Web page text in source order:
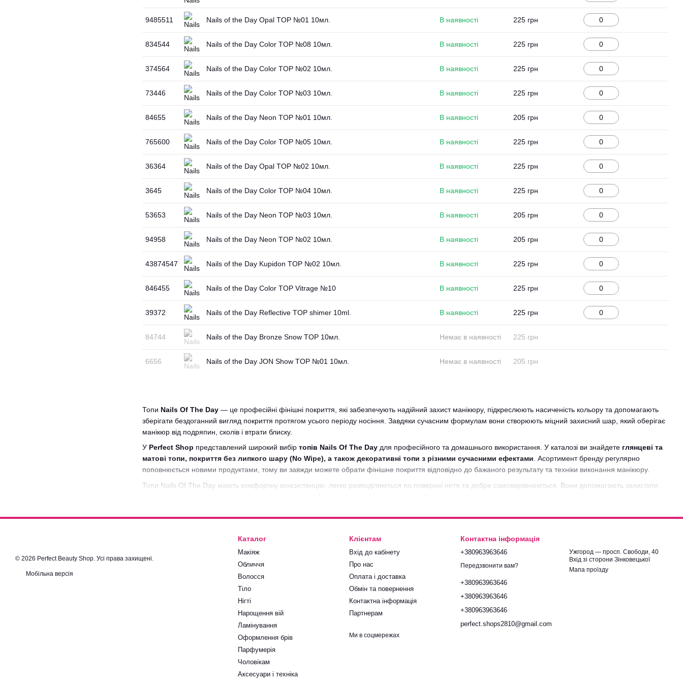
Топи Nails Of The Day — це професійні фінішні покриття, які забезпечують надійний захист манікюру, підкреслюють насиченість кольору та допомагають
зберігати бездоганний вигляд покриття протягом усього періоду носіння. Завдяки сучасним формулам вони створюють міцний захисний шар, який оберігає
манікюр від подряпин, сколів і втрати блиску.
У Perfect Shop представлений широкий вибір топів Nails Of The Day для професійного та домашнього використання. У каталозі ви знайдете глянцеві та
матові топи, покриття без липкого шару (No Wipe), а також декоративні топи з різними сучасними ефектами. Асортимент бренду регулярно
поповнюється новими продуктами, тому ви завжди можете обрати фінішне покриття відповідно до бажаного результату та техніки виконання манікюру.
Топи Nails Of The Day мають комфортну консистенцію, легко розподіляються по поверхні нігтя та добре самовирівнюються. Вони допомагають захистити
щоденному навантаженні.
регулярно оновлюємо асортимент, пропонуємо професійні матеріали для nail-майстрів і забезпечуємо швидку доставку по всій Україні.
9485511 Nails of the Day Opal TOP №01 10мл. В наявності 225 грн
834544 Nails of the Day Color TOP №08 10мл. В наявності 225 грн
374564 Nails of the Day Color TOP №02 10мл. В наявності 225 грн
73446 Nails of the Day Color TOP №03 10мл. В наявності 225 грн
84655 Nails of the Day Neon TOP №01 10мл. В наявності 205 грн
765600 Nails of the Day Color TOP №05 10мл. В наявності 225 грн
36364 Nails of the Day Opal TOP №02 10мл. В наявності 225 грн
3645 Nails of the Day Color TOP №04 10мл. В наявності 225 грн
53653 Nails of the Day Neon TOP №03 10мл. В наявності 205 грн
94958 Nails of the Day Neon TOP №02 10мл. В наявності 205 грн
43874547 Nails of the Day Kupidon TOP №02 10мл. В наявності 225 грн
846455 Nails of the Day Color TOP Vitrage №10 В наявності 225 грн
39372 Nails of the Day Reflective TOP shimer 10ml. В наявності 225 грн
84744 Nails of the Day Bronze Snow TOP 10мл. Немає в наявності 225 грн
6656 Nails of the Day JON Show TOP №01 10мл. Немає в наявності 205 грн
© 2026 Perfect Beauty Shop. Усі права захищені.
Мобільна версія
Каталог
Макіяж
Обличчя
Волосся
Тіло
Нігті
Нарощення вій
Ламінування
Оформлення брів
Парфумерія
Чоловікам
Аксесуари і техніка
Клієнтам
Вхід до кабінету
Про нас
Оплата і доставка
Обмін та повернення
Контактна інформація
Партнерам
Ми в соцмережах
Контактна інформація
+380963963646
Передзвонити вам?
+380963963646
+380963963646
+380963963646
perfect.shops2810@gmail.com
Ужгород — просп. Свободи, 40
Вхід зі сторони Зінковецької
Мапа проїзду